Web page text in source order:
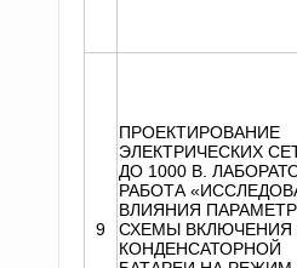
9
ПРОЕКТИРОВАНИЕ
ЭЛЕКТРИЧЕСКИХ
ДО 1000 В.
РАБОТА
ВЛИЯНИЯ
СХЕМЫ ВКЛЮЧЕНИЯ
КОНДЕНСАТОРНОЙ